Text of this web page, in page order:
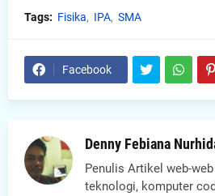
Tags: Fisika IPA SMA
Facebook
Denny Febiana
Penulis Artikel web-
teknologi, komputer